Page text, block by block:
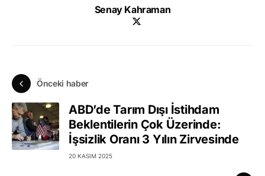
Senay Kahraman
Önceki haber
ABD’de Tarım Dışı İstihdam
Beklentilerin Çok Üzerinde:
İşsizlik Oranı 3 Yılın Zirvesinde
20 KASIM 2025